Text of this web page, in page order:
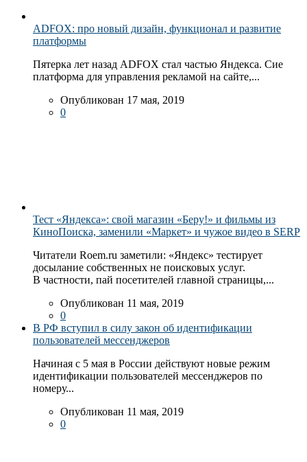
ADFOX: про новый дизайн, функционал и развитие
платформы
Пятерка лет назад ADFOX стал частью Яндекса. Сие
платформа для управления рекламой на сайте,...
Опубликован 17 мая, 2019
0
Тест «Яндекса»: свой магазин «Беру!» и фильмы из
КиноПоиска, заменили «Маркет» и чужое видео в SERP
Читатели Roem.ru заметили: «Яндекс» тестирует
досылание собственных не поисковых услуг.
В частности, пай посетителей главной страницы,...
Опубликован 11 мая, 2019
0
В РФ вступил в силу закон об идентификации
пользователей мессенджеров
Начиная с 5 мая в России действуют новые режим
идентификации пользователей мессенджеров по
номеру...
Опубликован 11 мая, 2019
0